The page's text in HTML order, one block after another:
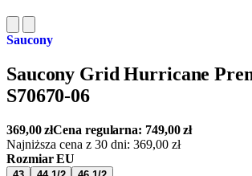
Saucony
Saucony Grid Hurricane
S70670-06
369,00złCena regularna: 749,00zł
Najniższa cena z 30 dni: 369,00 zł
Rozmiar EU